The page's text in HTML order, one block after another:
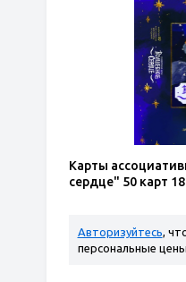
Карты
сердце" 50 карт
Авторизуйтесь,
персональные